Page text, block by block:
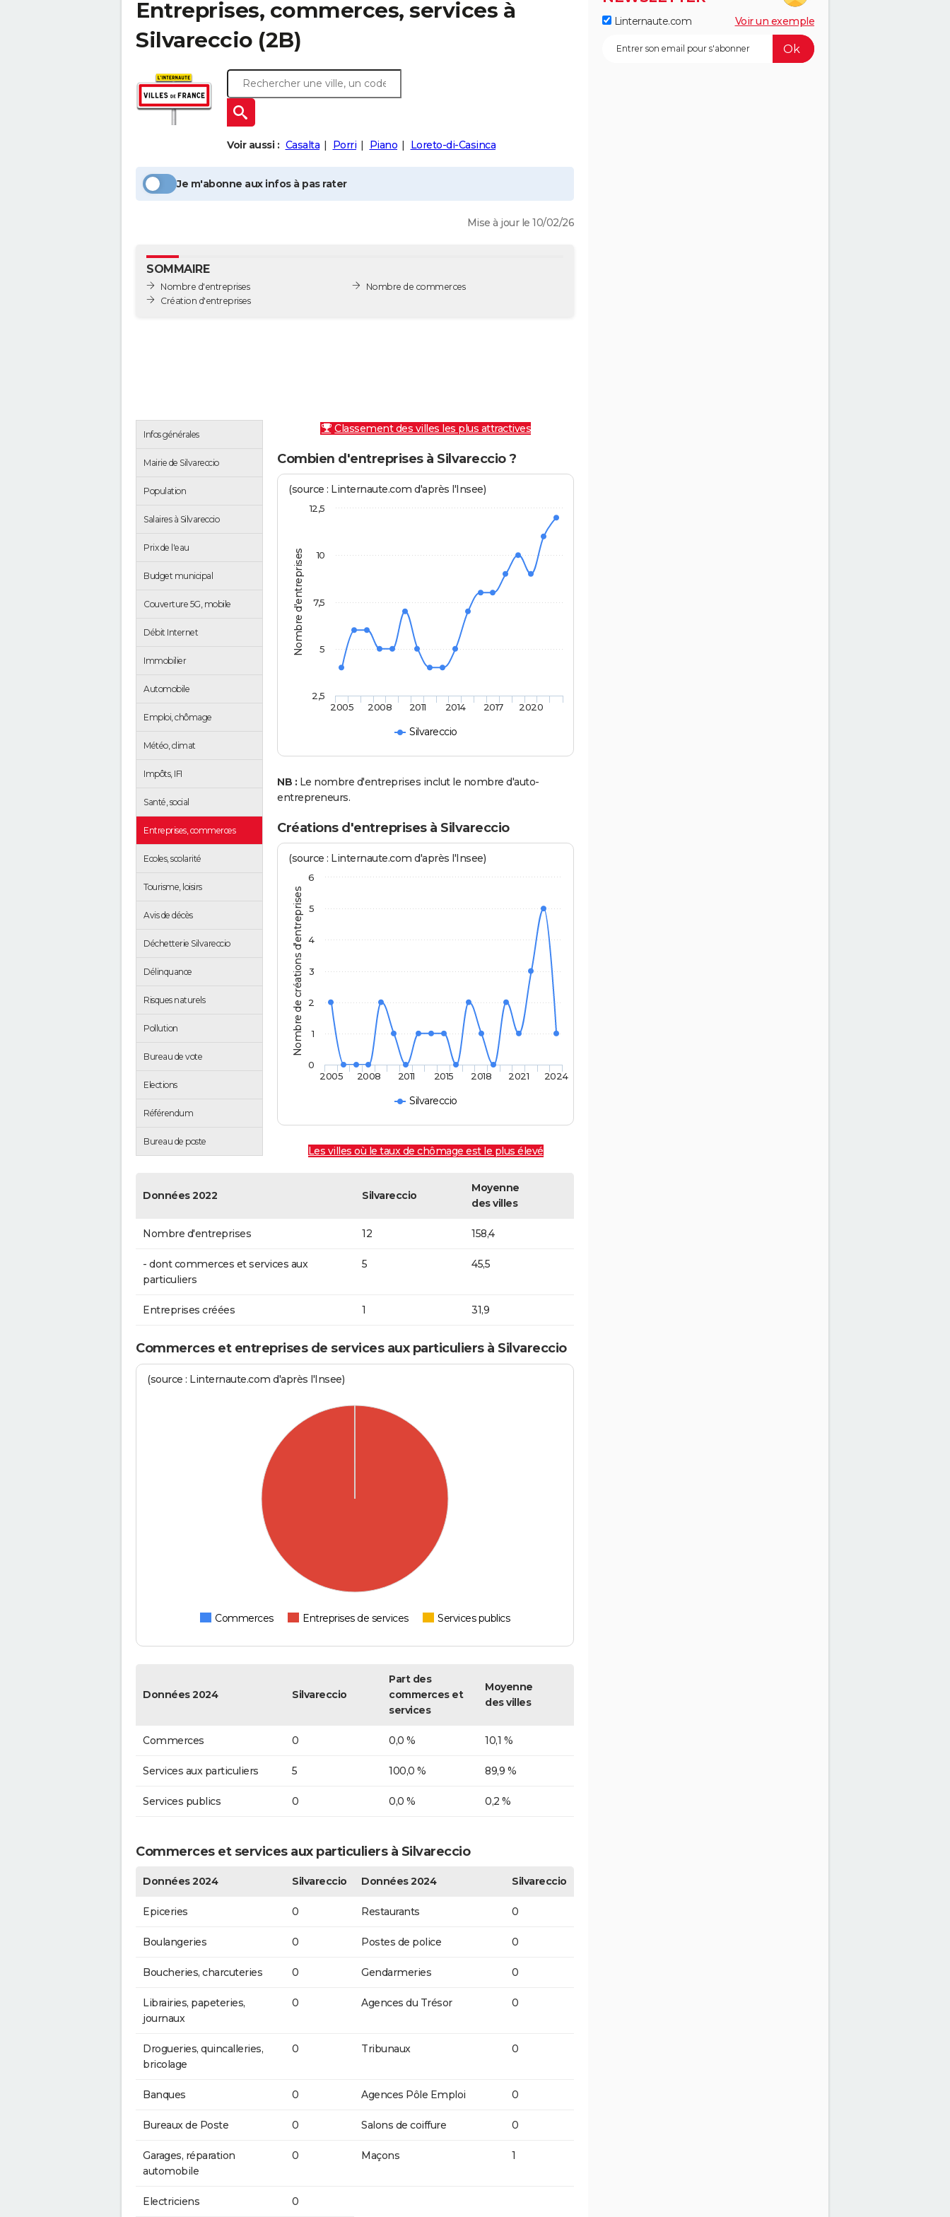
Entreprises, commerces, services à
Silvareccio (2B)
Voir aussi : Casalta Porri Piano Loreto-di-Casinca
Je m'abonne aux infos à pas rater
Mise à jour le 10/02/26
SOMMAIRE
Nombre d'entreprises
Création d'entreprises
Nombre de commerces
Infos générales
Mairie de Silvareccio
Population
Salaires à Silvareccio
Prix de l'eau
Budget municipal
Couverture 5G, mobile
Débit Internet
Immobilier
Automobile
Emploi, chômage
Météo, climat
Impôts, IFI
Santé, social
Entreprises, commerces
Ecoles, scolarité
Tourisme, loisirs
Avis de décès
Déchetterie Silvareccio
Délinquance
Risques naturels
Pollution
Bureau de vote
Elections
Référendum
Bureau de poste
Classement des villes les plus attractives
Combien d'entreprises à Silvareccio ?
Nombre d'entreprises
(source : Linternaute.com d'après l'Insee)
Silvareccio
2005 2008 2011 2014 2017 2020
2,5
5
7,5
10
12,5
NB : Le nombre d'entreprises inclut le nombre d'auto-
entrepreneurs.
Créations d'entreprises à Silvareccio
Nombre de créations d'entreprises
(source : Linternaute.com d'après l'Insee)
Silvareccio
2005 2008 2011 2015 2018 2021 2024
0
1
2
3
4
5
6
Les villes où le taux de chômage est le plus élevé
Données 2022 Silvareccio
Moyenne
des villes
Nombre d'entreprises 12 158,4
- dont commerces et services aux
particuliers
5 45,5
Entreprises créées 1 31,9
Commerces et entreprises de services aux particuliers à Silvareccio
(source : Linternaute.com d'après l'Insee)
Commerces Entreprises de services Services publics
Données 2024 Silvareccio
Part des
commerces et
services
Moyenne
des villes
Commerces 0 0,0 % 10,1 %
Services aux particuliers 5 100,0 % 89,9 %
Services publics 0 0,0 % 0,2 %
Commerces et services aux particuliers à Silvareccio
Données 2024 Silvareccio Données 2024 Silvareccio
Epiceries 0 Restaurants 0
Boulangeries 0 Postes de police 0
Boucheries, charcuteries 0 Gendarmeries 0
Librairies, papeteries,
journaux
0 Agences du Trésor 0
Drogueries, quincalleries,
bricolage
0 Tribunaux 0
Banques 0 Agences Pôle Emploi 0
Bureaux de Poste 0 Salons de coiffure 0
Garages, réparation
automobile
0 Maçons 1
Electriciens 0
Linternaute.com Voir un exemple